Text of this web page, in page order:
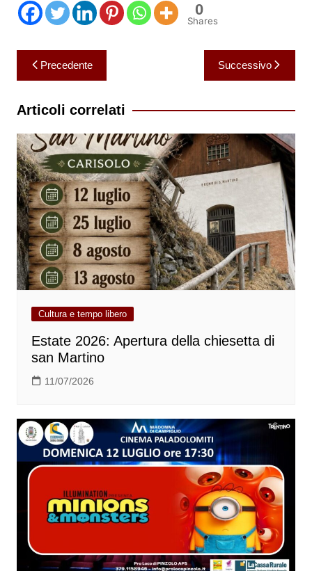
0
Shares
Navigazione
articoli
Precedente Successivo
Articoli correlati
Cultura e tempo libero
Estate 2026: Apertura della chiesetta di
san Martino
11/07/2026